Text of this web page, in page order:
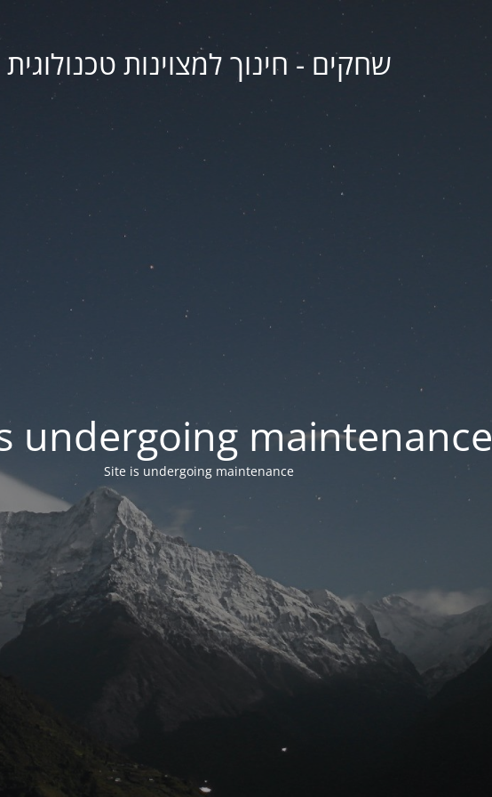
שחקים - חינוך למצוינות טכנולוגית
undergoing maintenance
Site is undergoing maintenance